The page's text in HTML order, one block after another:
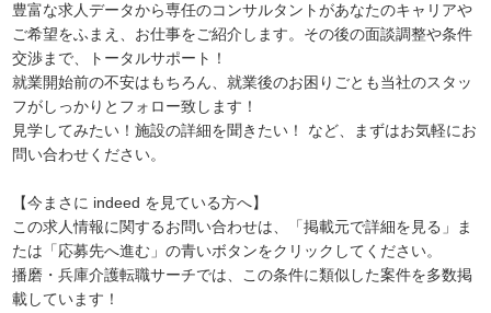
豊富な求人データから専任のコンサルタントがあなたのキャリアや
ご希望をふまえ、お仕事をご紹介します。その後の面談調整や条件
交渉まで、トータルサポート！
就業開始前の不安はもちろん、就業後のお困りごとも当社のスタッ
フがしっかりとフォロー致します！
見学してみたい！施設の詳細を聞きたい！ など、まずはお気軽にお
問い合わせください。
【今まさに indeed を見ている方へ】
この求人情報に関するお問い合わせは、「掲載元で詳細を見る」ま
たは「応募先へ進む」の青いボタンをクリックしてください。
播磨・兵庫介護転職サーチでは、この条件に類似した案件を多数掲
載しています！